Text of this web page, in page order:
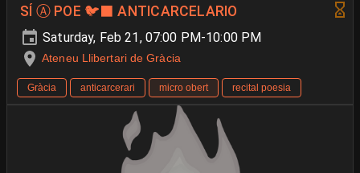
SÍ Ⓐ POE 🐦‍⬛​ ANTICARCELARIO
Saturday, Feb 21, 07:00 PM-10:00 PM
Ateneu Llibertari de Gràcia
Gràcia anticarcerari micro obert recital poesia